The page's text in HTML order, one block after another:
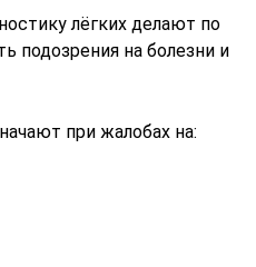
лёгких делают по
подозрения на болезни и
при жалобах на: